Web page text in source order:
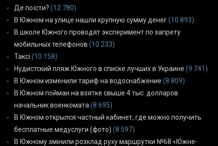
Де поїсти? (12 780)
В Южном на улице нашли крупную сумму денег(10 893)
В школе Южного проводят эксперимент по запрету
мобильных телефонов (10 233)
Таксі (10 158)
Нудистский пляж Южного в списке лучших в Украине (9 741)
В Южном изменили тариф на водоснабжение (8 809)
В Южном пойман на взятке свыше 4 тыс. долларов
начальник военкомата (8 695)
В Южном открылся частный кабинет, где можно получить
бесплатные медуслуги (фото) (8 597)
В Южному змінили розклад руху маршрутки №68 «Южне-